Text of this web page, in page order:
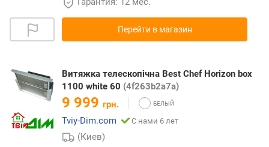
Перейти в магазин
Витяжка телескопічна Best Chef Horizon box
1100 white 60 (4f263b2a7a)
9 999 грн.
Tviy-Dim.com
С нами 6 лет
(Киев)